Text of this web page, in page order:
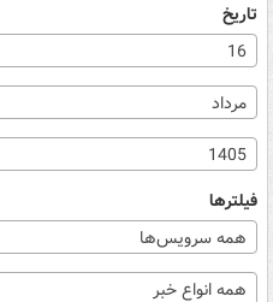
تاریخ
16
مرداد
1405
فیلترها
همه سرویس‌ها
همه انواع خبر